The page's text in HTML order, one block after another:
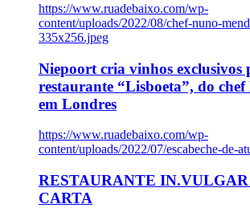
https://www.ruadebaixo.com/wp-
content/uploads/2022/08/chef-nuno-
335x256.jpeg
Niepoort cria vinhos exclusivos
restaurante “Lisboeta”, do chef
em Londres
https://www.ruadebaixo.com/wp-
content/uploads/2022/07/escabeche-de-
RESTAURANTE
CARTA